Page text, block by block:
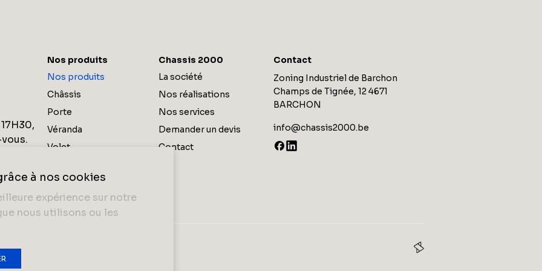
Nos produits
Nos produits
Châssis
Porte
Véranda
Volet
Protection solaire
Moustiquaire
Chassis 2000
La société
Nos réalisations
Nos services
Demander un devis
Contact
Contact
Zoning Industriel de Barchon
Champs de Tignée, 12 4671
BARCHON
info@chassis2000.be
•
à nos cookies
expérience sur notre
nous utilisons ou les